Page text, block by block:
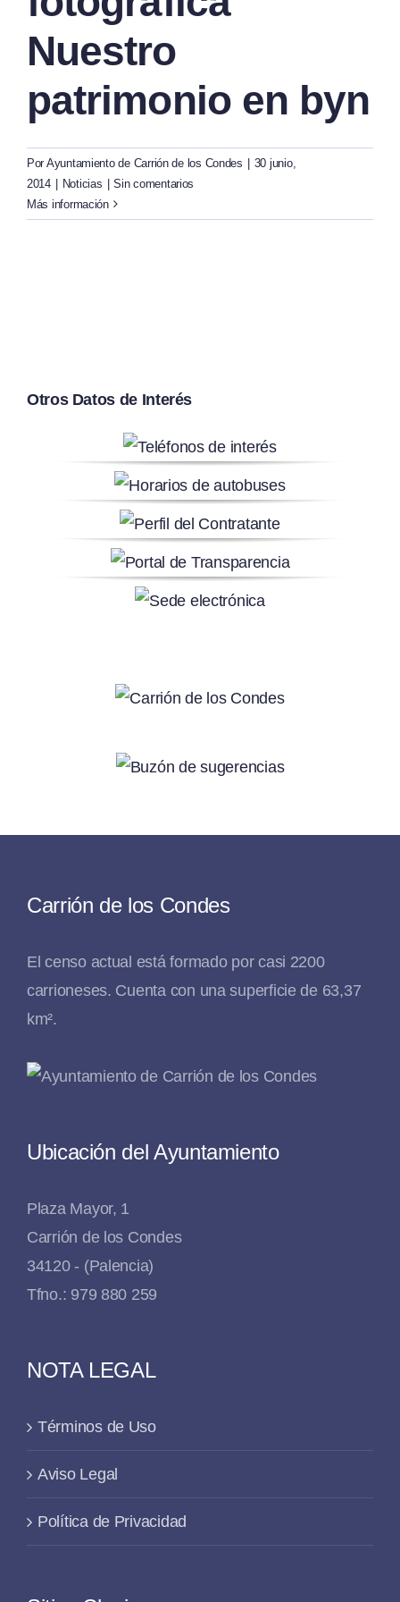
Nuestro
patrimonio en byn
Por Ayuntamiento de Carrión de los Condes
30 junio,
2014
Noticias
Sin comentarios
Más información
Otros Datos de Interés
Carrión de los Condes
El censo actual está formado por casi 2200
carrioneses. Cuenta con una superficie de 63,37
km².
Ubicación del Ayuntamiento
Plaza Mayor, 1
Carrión de los Condes
34120 - (Palencia)
Tfno.: 979 880 259
NOTA LEGAL
Términos de Uso
Aviso Legal
Política de Privacidad